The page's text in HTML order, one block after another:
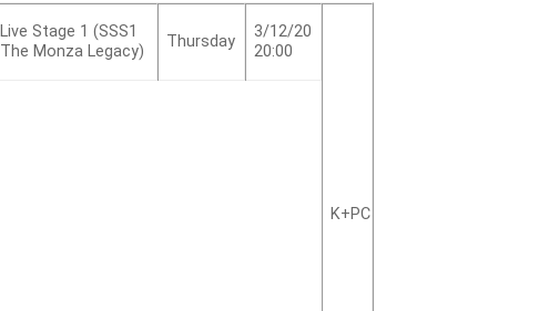
Live Stage 1 (SSS1
The Monza Legacy)
Thursday
3/12/20
20:00
K+PC